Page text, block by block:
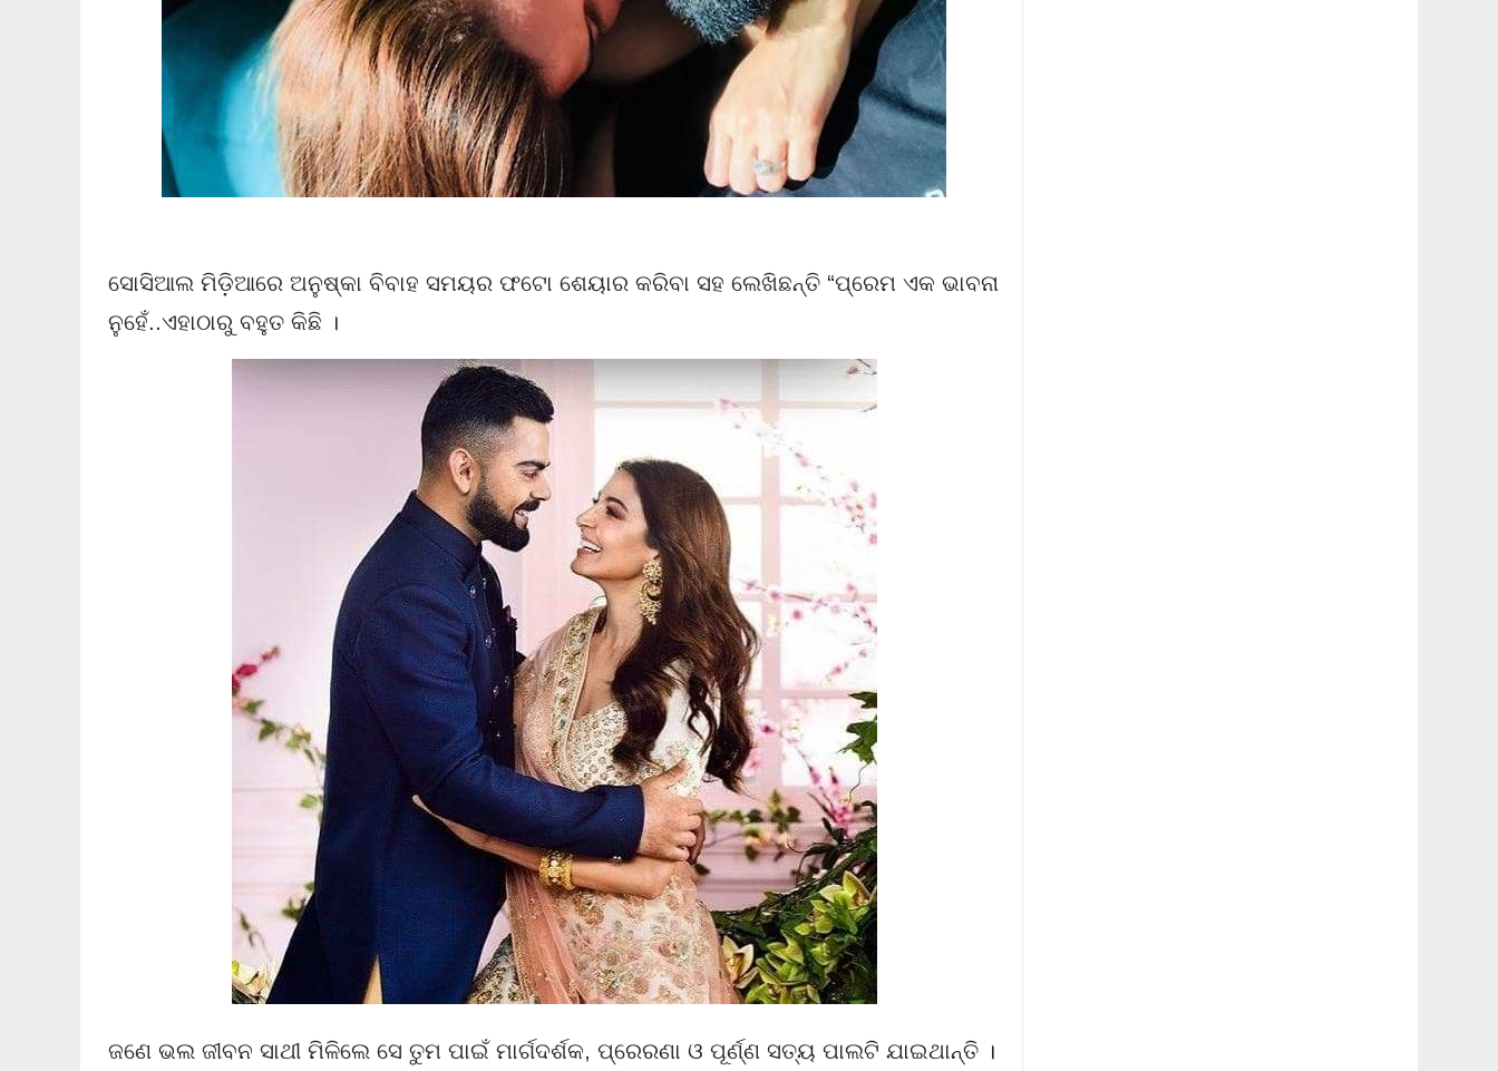
ସୋସିଆଲ ମିଡ଼ିଆରେ ଅନୁଷ୍କା ବିବାହ ସମୟର ଫଟୋ ଶେୟାର କରିବା ସହ ଲେଖିଛନ୍ତି “ପ୍ରେମ ଏକ ଭାବନା
ନୁହେଁ..ଏହାଠାରୁ ବହୁତ କିଛି ।
ଜଣେ ଭଲ ଜୀବନ ସାଥୀ ମିଳିଲେ ସେ ତୁମ ପାଇଁ ମାର୍ଗଦର୍ଶକ, ପ୍ରେରଣା ଓ ପୂର୍ଣ୍ଣ ସତ୍ୟ ପାଲଟି ଯାଇଥାନ୍ତି ।